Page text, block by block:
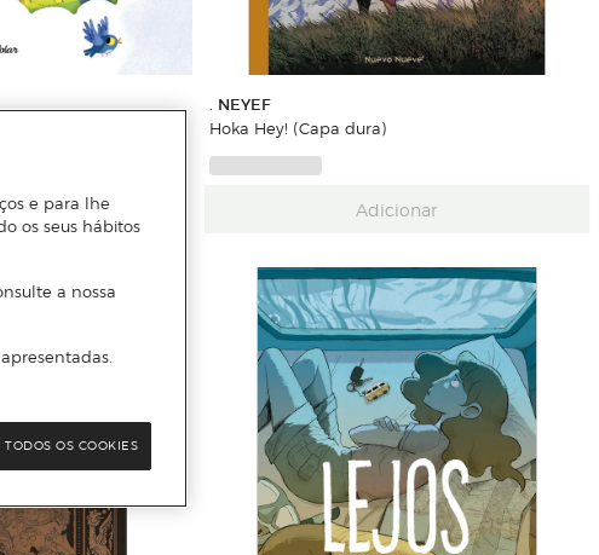
. NEYEF
Hoka Hey! (Capa dura)
Adicionar
e para lhe
os seus hábitos
a nossa
TODOS OS COOKIES